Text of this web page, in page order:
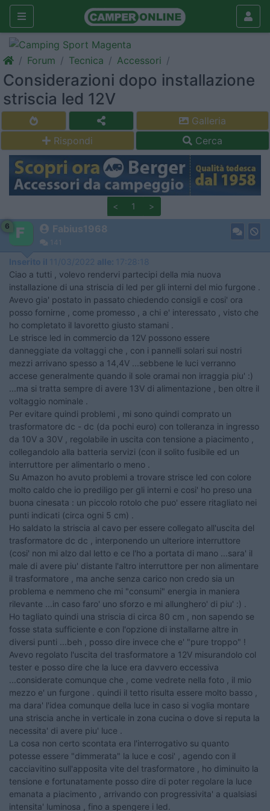
Forum Tecnica Accessori
Considerazioni dopo installazione
striscia led 12V
Galleria
Rispondi
Cerca
< 1 >
6 Fabius1968
141
Inserito il 11/03/2022 alle: 17:28:18
Ciao a tutti , volevo rendervi partecipi della mia nuova
installazione di una striscia di led per gli interni del mio furgone .
Avevo gia' postato in passato chiedendo consigli e cosi' ora
posso fornirne , come promesso , a chi e' interessato , visto che
ho completato il lavoretto giusto stamani .
Le strisce led in commercio da 12V possono essere
danneggiate da voltaggi che , con i pannelli solari sui nostri
mezzi arrivano spesso a 14,4V ...sebbene le luci verranno
accese generalmente quando il sole oramai non irraggia piu' :)
...ma si tratta sempre di avere 13V di alimentazione , ben oltre il
voltaggio nominale .
Per evitare quindi problemi , mi sono quindi comprato un
trasformatore dc - dc (da pochi euro) con tolleranza in ingresso
da 10V a 30V , regolabile in uscita con tensione a piacimento ,
collegandolo alla batteria servizi (con il solito fusibile ed un
interruttore per alimentarlo o meno .
Su Amazon ho avuto problemi a trovare strisce led con colore
molto caldo che io prediligo per gli interni e cosi' ho preso una
buona cinesata : un piccolo rotolo che puo' essere ritagliato nei
punti indicati (circa ogni 5 cm) .
Ho saldato la striscia al cavo per essere collegato all'uscita del
trasformatore dc dc , interponendo un ulteriore interruttore
(cosi' non mi alzo dal letto e ce l'ho a portata di mano ...sara' il
male di avere piu' distante l'altro interruttore per non alimentare
il trasformatore , ma anche senza carico non credo sia un
problema e nemmeno che mi "consumi" energia in maniera
rilevante ...in caso faro' uno sforzo e mi allunghero' di piu' :) .
Ho tagliato quindi una striscia di circa 80 cm , non sapendo se
fosse stata sufficiente e con l'opzione di installarne altre in
diversi punti ...beh , posso dire invece che e' "pure troppo" !
Avevo regolato l'uscita del trasformatore a 12V misurandolo col
tester e posso dire che la luce era davvero eccessiva
...considerate comunque che , come vedrete nella foto , il mio
mezzo e' un furgone . quindi il tetto risulta essere molto basso ,
ma dara' l'idea comunque della luce in caso si voglia montare
una striscia anche in verticale in zona cucina o dove si reputa la
necessita' di avere piu' luce .
La cosa non certo scontata era l'interrogativo su quanto
potesse essere "dimmerata" la luce e cosi' , agendo con il
cacciavitino sull'apposita vite del trasformatore , ho diminuito la
tensione e fortunatamente posso dire di poter regolare la luce
emanata a piacimento , arrivando con progressivita' a qualsiasi
intensita' luminosa , fino a spengere i led.